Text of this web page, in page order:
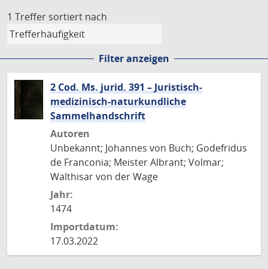
1 Treffer sortiert nach
Filter anzeigen
2 Cod. Ms. jurid. 391 – Juristisch-
medizinisch-naturkundliche
Sammelhandschrift
Autoren
Unbekannt; Johannes von Buch; Godefridus
de Franconia; Meister Albrant; Volmar;
Walthisar von der Wage
Jahr:
1474
Importdatum:
17.03.2022